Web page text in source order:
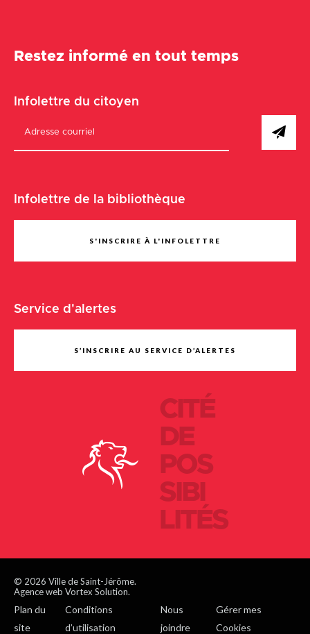
CITÉ
DE
POS
SIBI
LITÉS
Restez informé en tout temps
Infolettre du citoyen
Infolettre de la bibliothèque
S'INSCRIRE À L'INFOLETTRE
Service d'alertes
S’INSCRIRE AU SERVICE D’ALERTES
© 2026 Ville de Saint-Jérôme.
Agence web Vortex Solution.
Plan du
site
Conditions
d’utilisation
Nous
joindre
Gérer mes
Cookies